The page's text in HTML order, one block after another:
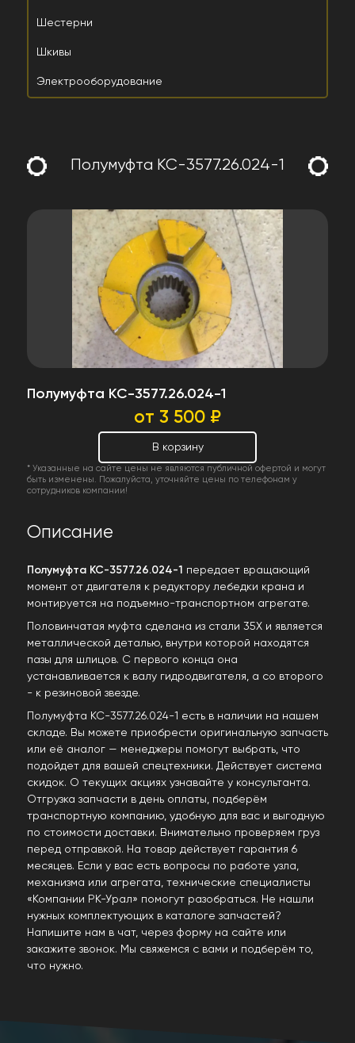
Шестерни
Шкивы
Электрооборудование
Полумуфта КС-3577.26.024-1
Полумуфта КС-3577.26.024-1
от 3 500 ₽
В корзину
* Указанные на сайте цены не являются публичной офертой и могут
быть изменены. Пожалуйста, уточняйте цены по телефонам у
сотрудников компании!
Описание
Полумуфта КС-3577.26.024-1 передает вращающий
момент от двигателя к редуктору лебедки крана и
монтируется на подъемно-транспортном агрегате.
Половинчатая муфта сделана из стали 35Х и является
металлической деталью, внутри которой находятся
пазы для шлицов. С первого конца она
устанавливается к валу гидродвигателя, а со второго
- к резиновой звезде.
Полумуфта КС-3577.26.024-1 есть в наличии на нашем
складе. Вы можете приобрести оригинальную запчасть
или её аналог — менеджеры помогут выбрать, что
подойдет для вашей спецтехники. Действует система
скидок. О текущих акциях узнавайте у консультанта.
Отгрузка запчасти в день оплаты, подберём
транспортную компанию, удобную для вас и выгодную
по стоимости доставки. Внимательно проверяем груз
перед отправкой. На товар действует гарантия 6
месяцев. Если у вас есть вопросы по работе узла,
механизма или агрегата, технические специалисты
«Компании РК-Урал» помогут разобраться. Не нашли
нужных комплектующих в каталоге запчастей?
Напишите нам в чат, через форму на сайте или
закажите звонок. Мы свяжемся с вами и подберём то,
что нужно.